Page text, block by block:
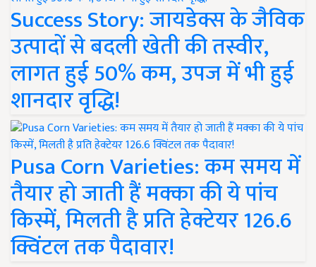
Success Story: जायडेक्स के जैविक
उत्पादों से बदली खेती की तस्वीर,
लागत हुई 50% कम, उपज में भी हुई
शानदार वृद्धि!
Pusa Corn Varieties: कम समय में
तैयार हो जाती हैं मक्का की ये पांच
किस्में, मिलती है प्रति हेक्टेयर 126.6
क्विंटल तक पैदावार!